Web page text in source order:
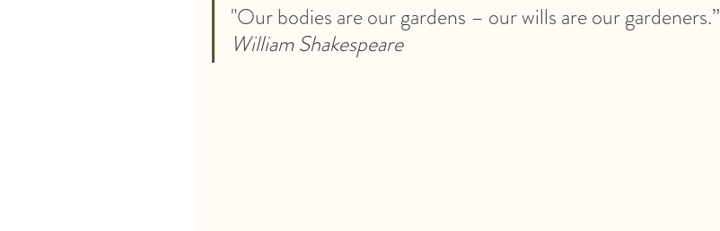
"Our bodies are our gardens – our wills are our gardeners.”
William Shakespeare